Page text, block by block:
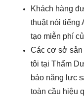
Khách hàng
thuật nói tiếng
tạo miễn phí
Các cơ sở
tôi tại Thẩm
bảo năng lực
toàn cầu hiệu